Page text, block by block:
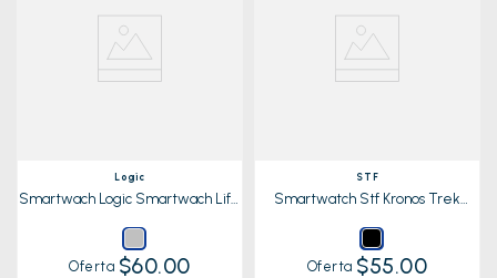
Logic
Smartwach Logic Smartwach Life
Oferta $60.00
STF
Smartwatch Stf Kronos Trek
Oferta $55.00